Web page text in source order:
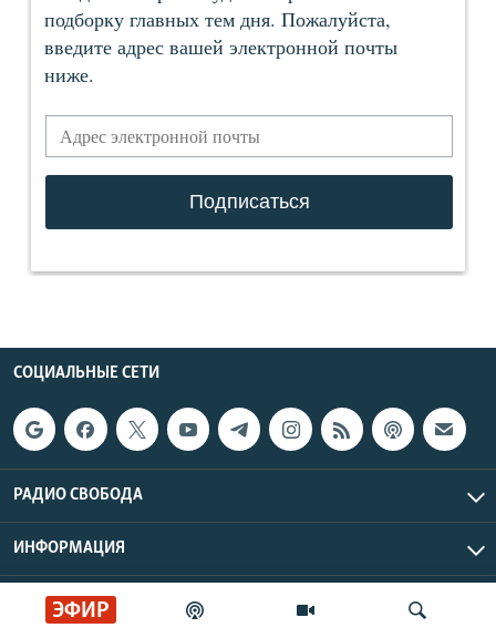
ЭФИР
СОЦИАЛЬНЫЕ СЕТИ
РАДИО СВОБОДА
ИНФОРМАЦИЯ
Радио Свобода © 2026 RFE/RL, Inc. | Все права защищены.